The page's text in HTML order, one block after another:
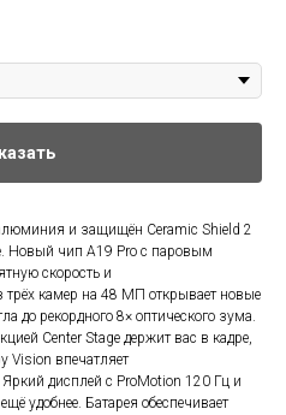
и защищён Ceramic Shield 2
Новый чип A19 Pro с паровым
скорость и
трёх камер на 48 МП открывает новые
до рекордного 8× оптического зума.
Center Stage держит вас в кадре,
Vision впечатляет
дисплей с ProMotion 120 Гц и
удобнее. Батарея обеспечивает